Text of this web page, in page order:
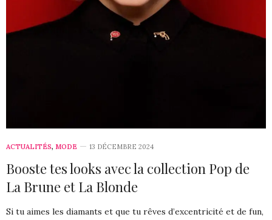
ACTUALITÉS, MODE 13 DÉCEMBRE 2024
Booste tes looks avec la collection Pop de
La Brune et La Blonde
Si tu aimes les diamants et que tu rêves d’excentricité et de fun,